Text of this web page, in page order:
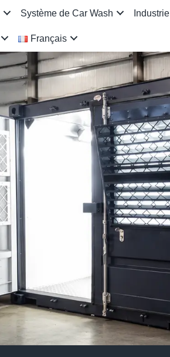
Système de Car Wash Industrie
Français